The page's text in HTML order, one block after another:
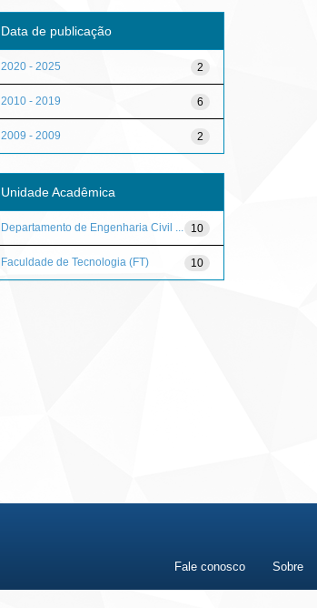
Data de publicação
2
2020 - 2025
6
2010 - 2019
2
2009 - 2009
Unidade Acadêmica
10
Departamento de Engenharia Civil ...
10
Faculdade de Tecnologia (FT)
Fale conosco Sobre